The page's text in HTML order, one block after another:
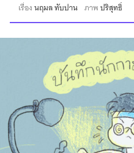
เรื่องนฤมล ทับปาน ภาพปริสุทธิ์